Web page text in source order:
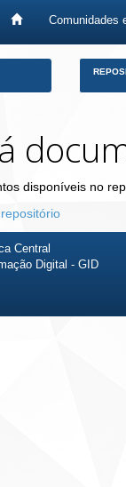
Comunidades
disponíveis no
Central
Digital - GID